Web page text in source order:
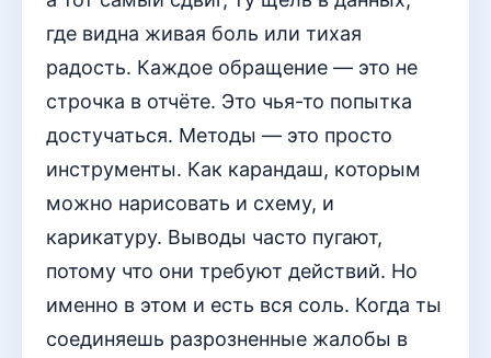
где видна живая боль или тихая
радость. Каждое обращение — это не
строчка в отчёте. Это чья-то попытка
достучаться. Методы — это просто
инструменты. Как карандаш, которым
можно нарисовать и схему, и
карикатуру. Выводы часто пугают,
потому что они требуют действий. Но
именно в этом и есть вся соль. Когда ты
соединяешь разрозненные жалобы в